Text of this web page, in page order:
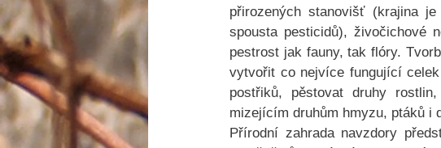
přirozených stanovišť (krajina
spousta pesticidů), živočichové
pestrost jak fauny, tak flóry.
vytvořit co nejvíce fungující
postřiků, pěstovat druhy
mizejícím druhům hmyzu, ptáků i
Přírodní zahrada navzdory